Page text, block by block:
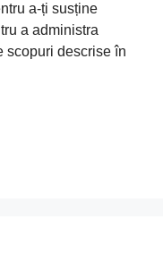
a-ți susține
a administra
scopuri descrise în